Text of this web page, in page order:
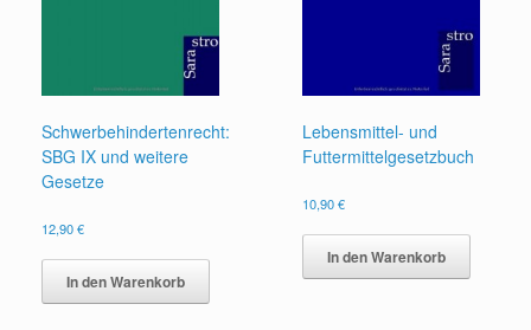
Schwerbehindertenrecht:
SBG IX und weitere
Gesetze
12,90€
In den Warenkorb
Lebensmittel- und
Futtermittelgesetzbuch
10,90€
In den Warenkorb